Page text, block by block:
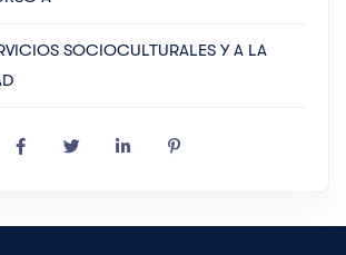
SOCIOCULTURALES Y A LA